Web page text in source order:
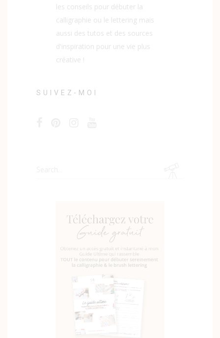
les conseils pour débuter la
calligraphie ou le lettering mais
aussi des tutos et des sources
d'inspiration pour une vie plus
créative !
SUIVEZ-MOI
Search